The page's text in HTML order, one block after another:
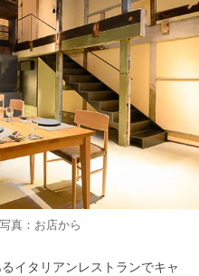
真：お店から
イタリアンレストランでキャ